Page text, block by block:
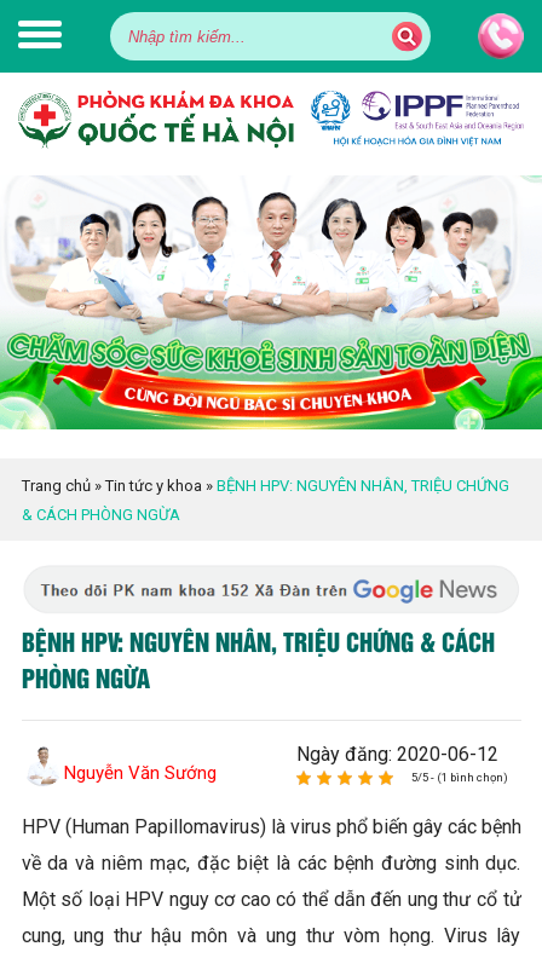
Trang chủ»Tin tức y khoa » BỆNH HPV: NGUYÊN NHÂN, TRIỆU CHỨNG
& CÁCH PHÒNG NGỪA
BỆNH HPV: NGUYÊN NHÂN, TRIỆU CHỨNG & CÁCH
PHÒNG NGỪA
Nguyễn Văn Sướng
Ngày đăng: 2020-06-12
5/5 - (1 bình chọn)
HPV (Human Papillomavirus) là virus phổ biến gây các bệnh
về da và niêm mạc, đặc biệt là các bệnh đường sinh dục.
Một số loại HPV nguy cơ cao có thể dẫn đến ung thư cổ tử
cung, ung thư hậu môn và ung thư vòm họng. Virus lây